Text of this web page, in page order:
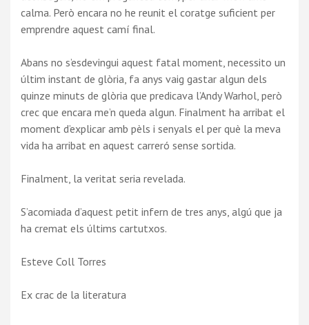
calma. Però encara no he reunit el coratge suficient per
emprendre aquest camí final.
Abans no s’esdevingui aquest fatal moment, necessito un
últim instant de glòria, fa anys vaig gastar algun dels
quinze minuts de glòria que predicava l’Andy Warhol, però
crec que encara me’n queda algun. Finalment ha arribat el
moment d’explicar amb pèls i senyals el per què la meva
vida ha arribat en aquest carreró sense sortida.
Finalment, la veritat seria revelada.
S’acomiada d’aquest petit infern de tres anys, algú que ja
ha cremat els últims cartutxos.
Esteve Coll Torres
Ex crac de la literatura